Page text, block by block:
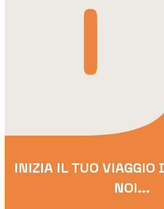
INIZIA IL TUO VIAGGIO
NOI...